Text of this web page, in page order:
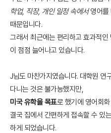
학업, 직장, 개인 일정 속에서영어를
때문입니다.
그래서 최근에는 편리하고 효과적
이 점점 늘어나고 있습니다.
J님도 마찬가지였습니다. 대학원 연
다니는 것은 불가능했지만,
미국 유학을 목표로 했기에 영어회
결국 집에서 간편하게 접속할 수 있는
하게 되었습니다.